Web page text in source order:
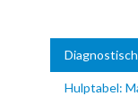
Hulptabel: